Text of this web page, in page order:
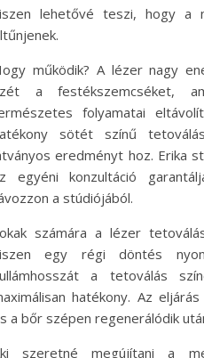
lehetővé teszi, hogy a
működik? A lézer nagy
a festékszemcséket,
folyamatai
sötét színű
eredményt hoz. Erika
egyéni konzultáció
a stúdiójából.
számára a lézer
egy régi döntés
a tetoválás
hatékony. Az
a bőr szépen regenerálódik
szeretné megújítani a